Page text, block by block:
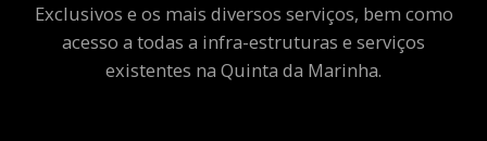
Exclusivos e os mais diversos serviços, bem como
acesso a todas a infra-estruturas e serviços
existentes na Quinta da Marinha.